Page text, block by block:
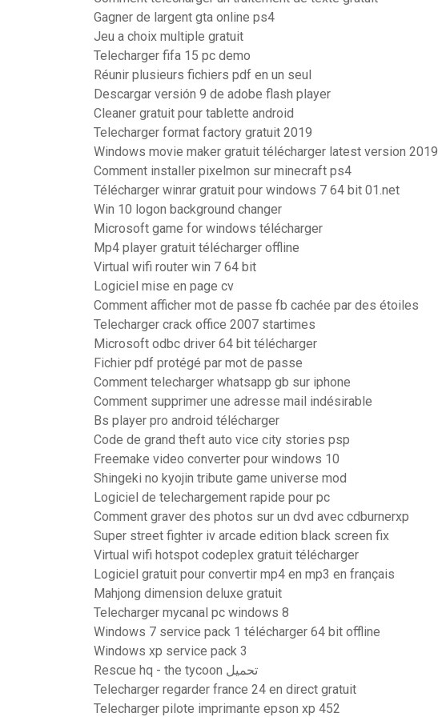
Gagner de largent gta online ps4
Jeu a choix multiple gratuit
Telecharger fifa 15 pc demo
Réunir plusieurs fichiers pdf en un seul
Descargar versión 9 de adobe flash player
Cleaner gratuit pour tablette android
Telecharger format factory gratuit 2019
Windows movie maker gratuit télécharger latest version 2019
Comment installer pixelmon sur minecraft ps4
Télécharger winrar gratuit pour windows 7 64 bit 01.net
Win 10 logon background changer
Microsoft game for windows télécharger
Mp4 player gratuit télécharger offline
Virtual wifi router win 7 64 bit
Logiciel mise en page cv
Comment afficher mot de passe fb cachée par des étoiles
Telecharger crack office 2007 startimes
Microsoft odbc driver 64 bit télécharger
Fichier pdf protégé par mot de passe
Comment telecharger whatsapp gb sur iphone
Comment supprimer une adresse mail indésirable
Bs player pro android télécharger
Code de grand theft auto vice city stories psp
Freemake video converter pour windows 10
Shingeki no kyojin tribute game universe mod
Logiciel de telechargement rapide pour pc
Comment graver des photos sur un dvd avec cdburnerxp
Super street fighter iv arcade edition black screen fix
Virtual wifi hotspot codeplex gratuit télécharger
Logiciel gratuit pour convertir mp4 en mp3 en français
Mahjong dimension deluxe gratuit
Telecharger mycanal pc windows 8
Windows 7 service pack 1 télécharger 64 bit offline
Windows xp service pack 3
Rescue hq - the tycoon تحميل
Telecharger regarder france 24 en direct gratuit
Telecharger pilote imprimante epson xp 452